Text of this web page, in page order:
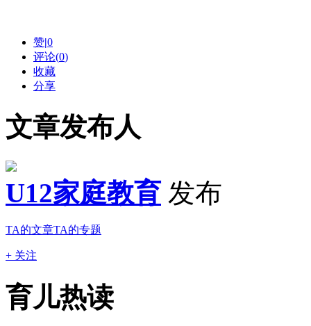
赞|0
评论(0)
收藏
分享
文章发布人
U12家庭教育 发布
TA的文章TA的专题
+ 关注
育儿热读